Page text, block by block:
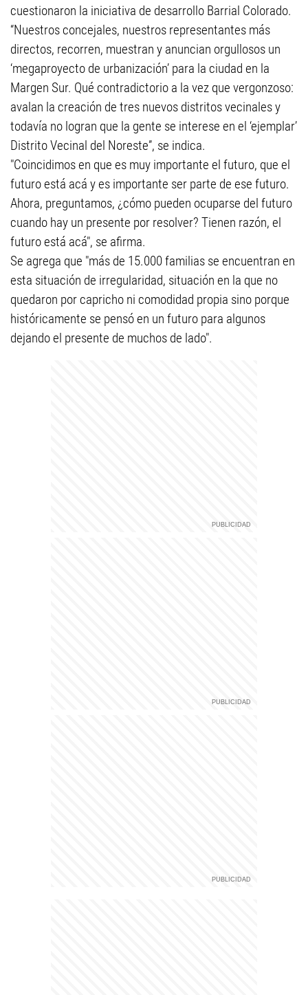
cuestionaron la iniciativa de desarrollo Barrial Colorado.
“Nuestros concejales, nuestros representantes más
directos, recorren, muestran y anuncian orgullosos un
‘megaproyecto de urbanización’ para la ciudad en la
Margen Sur. Qué contradictorio a la vez que vergonzoso:
avalan la creación de tres nuevos distritos vecinales y
todavía no logran que la gente se interese en el ‘ejemplar’
Distrito Vecinal del Noreste”, se indica.
"Coincidimos en que es muy importante el futuro, que el
futuro está acá y es importante ser parte de ese futuro.
Ahora, preguntamos, ¿cómo pueden ocuparse del futuro
cuando hay un presente por resolver? Tienen razón, el
futuro está acá", se afirma.
Se agrega que "más de 15.000 familias se encuentran en
esta situación de irregularidad, situación en la que no
quedaron por capricho ni comodidad propia sino porque
históricamente se pensó en un futuro para algunos
dejando el presente de muchos de lado".